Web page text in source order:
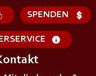
- 𝗛𝗜𝗟𝗙𝗘
SPENDEN